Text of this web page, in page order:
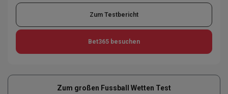
Zum Testbericht
Bet365 besuchen
Zum großen Fussball Wetten Test